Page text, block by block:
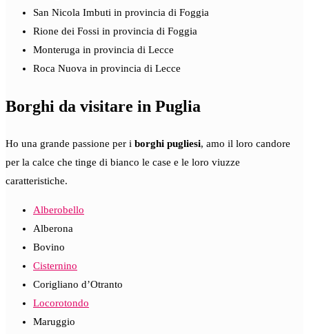
San Nicola Imbuti in provincia di Foggia
Rione dei Fossi in provincia di Foggia
Monteruga in provincia di Lecce
Roca Nuova in provincia di Lecce
Borghi da visitare in Puglia
Ho una grande passione per i borghi pugliesi, amo il loro candore
per la calce che tinge di bianco le case e le loro viuzze
caratteristiche.
Alberobello
Alberona
Bovino
Cisternino
Corigliano d’Otranto
Locorotondo
Maruggio